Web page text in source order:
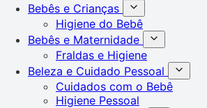
Bebês e Crianças
Higiene do Bebê
Bebês e Maternidade
Fraldas e Higiene
Beleza e Cuidado Pessoal
Cuidados com o Bebê
Higiene Pessoal